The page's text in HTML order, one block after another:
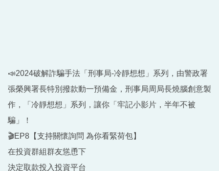
📣2024破解詐騙手法「刑事局-冷靜想想」系列，由警政署
張榮興署長特別撥款動一預備金，刑事局周局長燒腦創意製
作，「冷靜想想」系列，讓你「牢記小影片，半年不被
騙」！
🎬EP8【支持關懷詢問 為你看緊荷包】
在投資群組群友慫恿下
決定取款投入投資平台